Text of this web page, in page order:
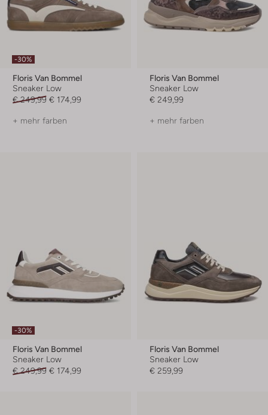
-30%
Floris Van Bommel
Sneaker Low
€ 249,99 € 174,99
+ mehr farben
Floris Van Bommel
Sneaker Low
€ 249,99
+ mehr farben
-30%
Floris Van Bommel
Sneaker Low
€ 249,99 € 174,99
Floris Van Bommel
Sneaker Low
€ 259,99